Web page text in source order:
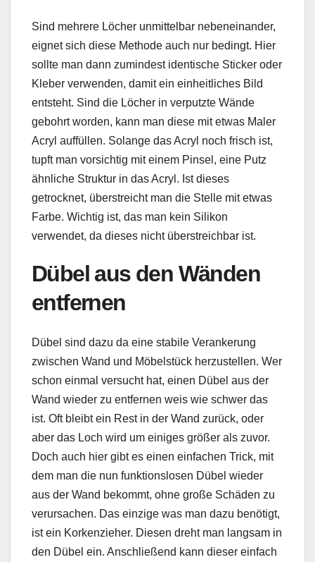
Sind mehrere Löcher unmittelbar nebeneinander,
eignet sich diese Methode auch nur bedingt. Hier
sollte man dann zumindest identische Sticker oder
Kleber verwenden, damit ein einheitliches Bild
entsteht. Sind die Löcher in verputzte Wände
gebohrt worden, kann man diese mit etwas Maler
Acryl auffüllen. Solange das Acryl noch frisch ist,
tupft man vorsichtig mit einem Pinsel, eine Putz
ähnliche Struktur in das Acryl. Ist dieses
getrocknet, überstreicht man die Stelle mit etwas
Farbe. Wichtig ist, das man kein Silikon
verwendet, da dieses nicht überstreichbar ist.
Dübel aus den Wänden
entfernen
Dübel sind dazu da eine stabile Verankerung
zwischen Wand und Möbelstück herzustellen. Wer
schon einmal versucht hat, einen Dübel aus der
Wand wieder zu entfernen weis wie schwer das
ist. Oft bleibt ein Rest in der Wand zurück, oder
aber das Loch wird um einiges größer als zuvor.
Doch auch hier gibt es einen einfachen Trick, mit
dem man die nun funktionslosen Dübel wieder
aus der Wand bekommt, ohne große Schäden zu
verursachen. Das einzige was man dazu benötigt,
ist ein Korkenzieher. Diesen dreht man langsam in
den Dübel ein. Anschließend kann dieser einfach